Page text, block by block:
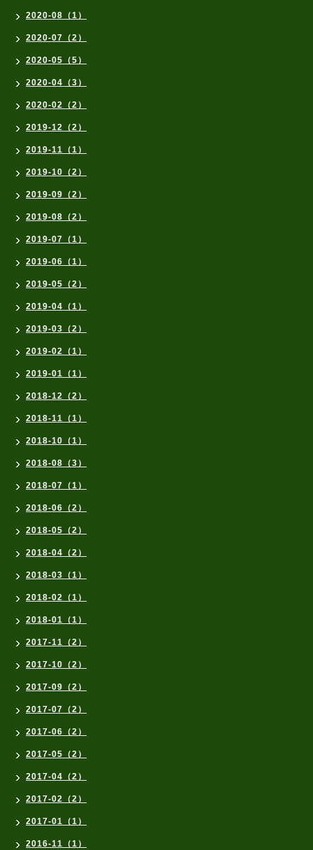
2020-08（1）
2020-07（2）
2020-05（5）
2020-04（3）
2020-02（2）
2019-12（2）
2019-11（1）
2019-10（2）
2019-09（2）
2019-08（2）
2019-07（1）
2019-06（1）
2019-05（2）
2019-04（1）
2019-03（2）
2019-02（1）
2019-01（1）
2018-12（2）
2018-11（1）
2018-10（1）
2018-08（3）
2018-07（1）
2018-06（2）
2018-05（2）
2018-04（2）
2018-03（1）
2018-02（1）
2018-01（1）
2017-11（2）
2017-10（2）
2017-09（2）
2017-07（2）
2017-06（2）
2017-05（2）
2017-04（2）
2017-02（2）
2017-01（1）
2016-11（1）